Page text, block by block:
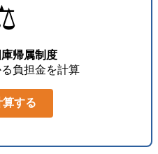
帰属制度
負担金を計算
する